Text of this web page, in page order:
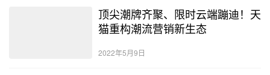
顶尖潮牌齐聚、限时云端蹦迪！天
猫重构潮流营销新生态
2022年5月9日